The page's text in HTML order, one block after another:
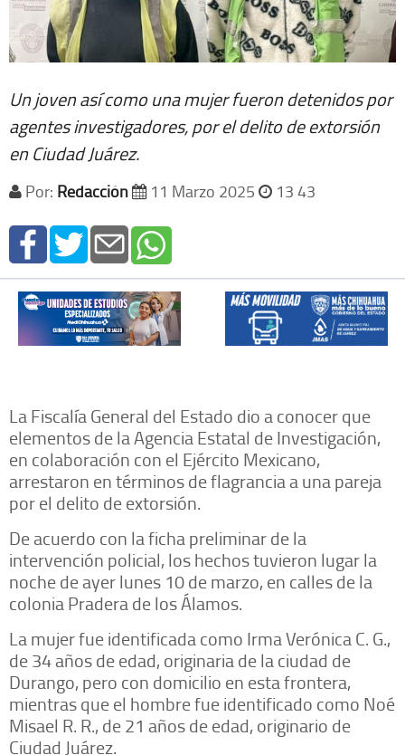
Un joven así como una mujer fueron detenidos por
agentes investigadores, por el delito de extorsión
en Ciudad Juárez.
Por: Redacción 11 Marzo 2025 13 43
La Fiscalía General del Estado dio a conocer que
elementos de la Agencia Estatal de Investigación,
en colaboración con el Ejército Mexicano,
arrestaron en términos de flagrancia a una pareja
por el delito de extorsión.
De acuerdo con la ficha preliminar de la
intervención policial, los hechos tuvieron lugar la
noche de ayer lunes 10 de marzo, en calles de la
colonia Pradera de los Álamos.
La mujer fue identificada como Irma Verónica C. G.,
de 34 años de edad, originaria de la ciudad de
Durango, pero con domicilio en esta frontera,
mientras que el hombre fue identificado como Noé
Misael R. R., de 21 años de edad, originario de
Ciudad Juárez.